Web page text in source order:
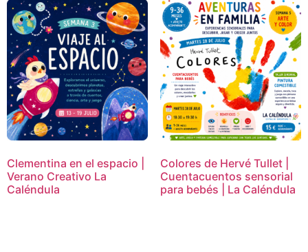
Clementina en el espacio |
Verano Creativo La
Caléndula
Colores de Hervé Tullet |
Cuentacuentos sensorial
para bebés | La Caléndula